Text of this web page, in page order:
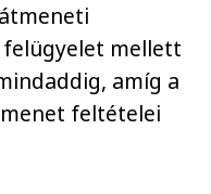
felügyelet mellett
amíg a
feltételei